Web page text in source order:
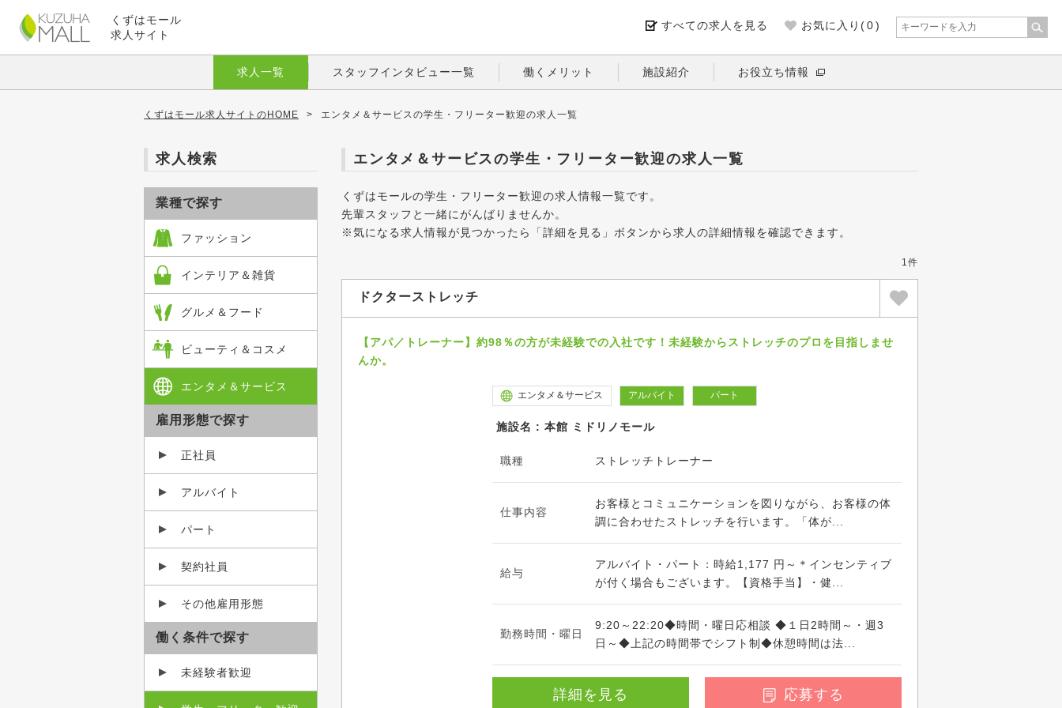
くずはモール
求人サイト
すべての求人を見る お気に入り(0)
求人一覧 スタッフインタビュー一覧 働くメリット 施設紹介 お役立ち情報
くずはモール求人サイトのHOME > エンタメ＆サービスの学生・フリーター歓迎の求人一覧
求人検索
業種で探す
ファッション
インテリア＆雑貨
グルメ＆フード
ビューティ＆コスメ
エンタメ＆サービス
雇用形態で探す
正社員
アルバイト
パート
契約社員
その他雇用形態
働く条件で探す
未経験者歓迎
エンタメ＆サービスの学生・フリーター歓迎の求人一覧
くずはモールの学生・フリーター歓迎の求人情報一覧です。
先輩スタッフと一緒にがんばりませんか。
※気になる求人情報が見つかったら「詳細を見る」ボタンから求人の詳細情報を確認できます。
1件
ドクターストレッチ
【アパ／トレーナー】約98％の方が未経験での入社です！未経験からストレッチのプロを目指しませ
んか。
エンタメ＆サービス アルバイト パート
施設名 : 本館 ミドリノモール
職種 ストレッチトレーナー
仕事内容
お客様とコミュニケーションを図りながら、お客様の体
調に合わせたストレッチを行います。「体が...
給与
アルバイト・パート：時給1,177 円～＊インセンティブ
が付く場合もございます。【資格手当】・健...
勤務時間・曜日
9:20～22:20◆時間・曜日応相談 ◆１日2時間～・週3
日～◆上記の時間帯でシフト制◆休憩時間は法...
詳細を見る 応募する